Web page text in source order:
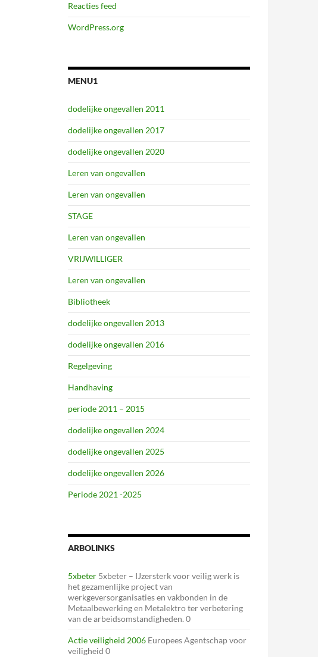
Reacties feed
WordPress.org
MENU1
dodelijke ongevallen 2011
dodelijke ongevallen 2017
dodelijke ongevallen 2020
Leren van ongevallen
Leren van ongevallen
STAGE
Leren van ongevallen
VRIJWILLIGER
Leren van ongevallen
Bibliotheek
dodelijke ongevallen 2013
dodelijke ongevallen 2016
Regelgeving
Handhaving
periode 2011 – 2015
dodelijke ongevallen 2024
dodelijke ongevallen 2025
dodelijke ongevallen 2026
Periode 2021 -2025
ARBOLINKS
5xbeter 5xbeter – IJzersterk voor veilig werk is
het gezamenlijke project van
werkgeversorganisaties en vakbonden in de
Metaalbewerking en Metalektro ter verbetering
van de arbeidsomstandigheden. 0
Actie veiligheid 2006 Europees Agentschap voor
veiligheid 0